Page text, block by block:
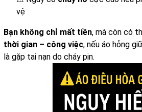
vệ
Bạn không chỉ mất tiền, mà còn có
thời gian – công việc, nếu áo hỏng
là gặp tai nạn do cháy pin.